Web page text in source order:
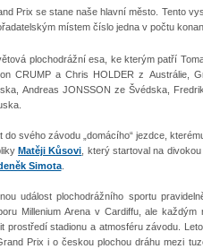
Prix se stane naše hlavní město. Tento
místem číslo jedna v počtu
plochodrážní esa, ke kterým patří
CRUMP a Chris HOLDER z Austrálie,
Andreas JONSSON ze Švédska,
svého závodu „domácího“ jezdce,
Matěji Kůsovi , který startoval na
Simota.
událost plochodrážního sportu
Millenium Arena v Cardiffu, ale
prostředí stadionu a atmosféru závodu.
Prix i o českou plochou dráhu mezi